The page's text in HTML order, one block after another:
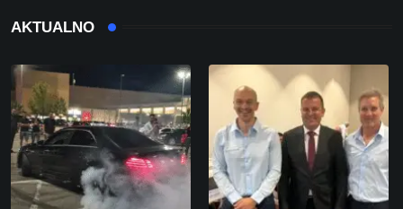
AKTUALNO